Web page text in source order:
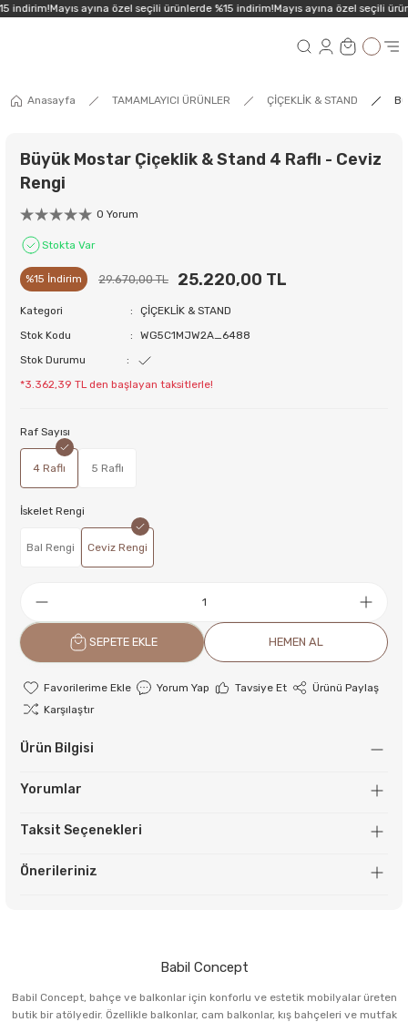
indirim!Mayıs ayına özel seçili ürünlerde %15 indirim!Mayıs ayına özel seçili
Anasayfa TAMAMLAYICI ÜRÜNLER ÇİÇEKLİK & STAND
Büyük Mostar Çiçeklik & Stand 4 Raflı - Ceviz
Rengi
0 Yorum
Stokta Var
%15 İndirim 29.670,00 TL 25.220,00 TL
Kategori
ÇİÇEKLİK & STAND
Stok Kodu
WG5C1MJW2A_6488
Stok Durumu
*3.362,39 TL den başlayan taksitlerle!
Raf Sayısı
4 Raflı 5 Raflı
İskelet Rengi
Bal Rengi Ceviz Rengi
SEPETE EKLE HEMEN AL
Yorum Yap Tavsiye Et
Ürünü Paylaş
Karşılaştır
Ürün Bilgisi
Yorumlar
Taksit Seçenekleri
Önerileriniz
Babil Concept
Babil Concept, bahçe ve balkonlar için konforlu ve estetik mobilyalar üreten
butik bir atölyedir. Özellikle balkonlar, cam balkonlar, kış bahçeleri ve mutfak